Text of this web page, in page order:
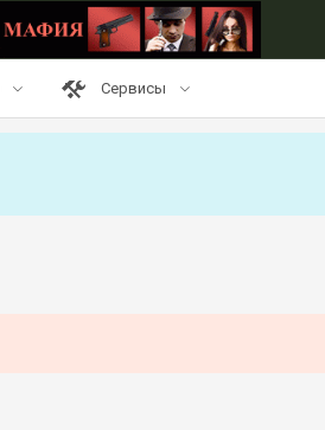
Сервисы